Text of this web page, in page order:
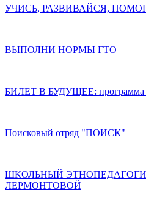
УЧИСЬ, РАЗВИВАЙСЯ,
ВЫПОЛНИ НОРМЫ ГТО
БИЛЕТ В БУДУЩЕЕ: программа
Поисковый отряд "ПОИСК"
ШКОЛЬНЫЙ
ЛЕРМОНТОВОЙ